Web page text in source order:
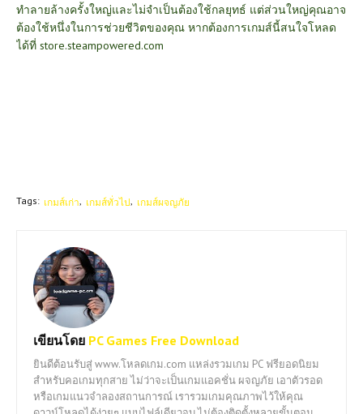
ทำลายล้างครั้งใหญ่และไม่จำเป็นต้องใช้กลยุทธ์ แต่ส่วนใหญ่คุณอาจ
ต้องใช้หนึ่งในการช่วยชีวิตของคุณ หากต้องการเกมส์นี้สนใจโหลด
ได้ที่ store.steampowered.com
Tags: เกมส์เก่า เกมส์ทั่วไป เกมส์ผจญภัย
เขียนโดย PC Games Free Download
ยินดีต้อนรับสู่ www.โหลดเกม.com แหล่งรวมเกม PC ฟรียอดนิยม
สำหรับคอเกมทุกสาย ไม่ว่าจะเป็นเกมแอคชั่น ผจญภัย เอาตัวรอด
หรือเกมแนวจำลองสถานการณ์ เรารวมเกมคุณภาพไว้ให้คุณ